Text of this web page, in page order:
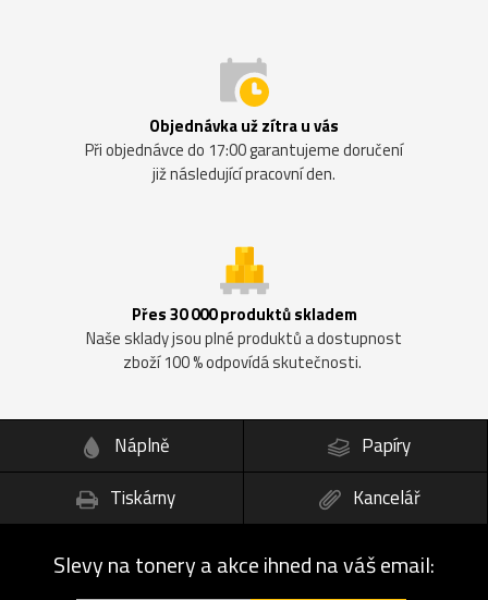
Objednávka už zítra u vás
Při objednávce do 17:00 garantujeme doručení
již následující pracovní den.
Přes 30 000 produktů skladem
Naše sklady jsou plné produktů a dostupnost
zboží 100 % odpovídá skutečnosti.
Náplně
Papíry
Tiskárny
Kancelář
Slevy na tonery a akce ihned na váš email: